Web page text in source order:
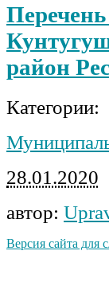
район
Категории:
28.01.2020
автор:
Версия сайта для